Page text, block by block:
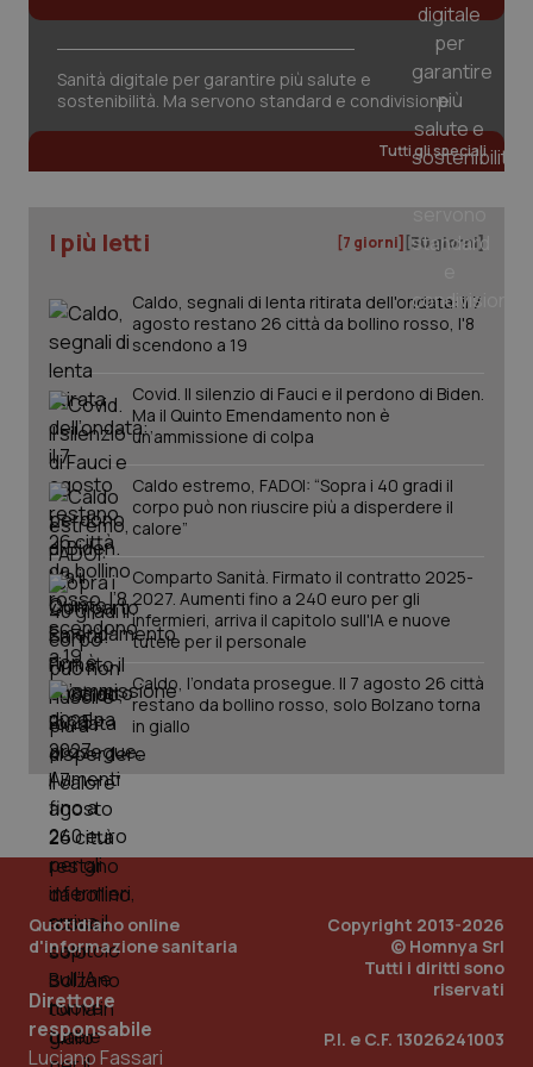
Sanità digitale per garantire più salute e
sostenibilità. Ma servono standard e condivisione
Tutti gli speciali
I più letti [7 giorni] [30 giorni]
Caldo, segnali di lenta ritirata dell'ondata: il 7
agosto restano 26 città da bollino rosso, l'8
scendono a 19
Covid. Il silenzio di Fauci e il perdono di Biden.
Ma il Quinto Emendamento non è
un’ammissione di colpa
Caldo estremo, FADOI: “Sopra i 40 gradi il
corpo può non riuscire più a disperdere il
calore”
Comparto Sanità. Firmato il contratto 2025-
2027. Aumenti fino a 240 euro per gli
infermieri, arriva il capitolo sull'IA e nuove
tutele per il personale
Caldo, l’ondata prosegue. Il 7 agosto 26 città
restano da bollino rosso, solo Bolzano torna
in giallo
Quotidiano online
d'informazione sanitaria
Direttore
responsabile
Luciano Fassari
Copyright 2013-2026
© Homnya Srl
Tutti i diritti sono
riservati
P.I. e C.F. 13026241003
CookieScriptConsent
CookieScript
www.quotidianosanita.it
tracking-sites-ironfish-
tracking-enable
www.quotidianosanita.it
tracking-sites-ironfish-
session-id
_ga
Google LLC
.quotidianosanita.it